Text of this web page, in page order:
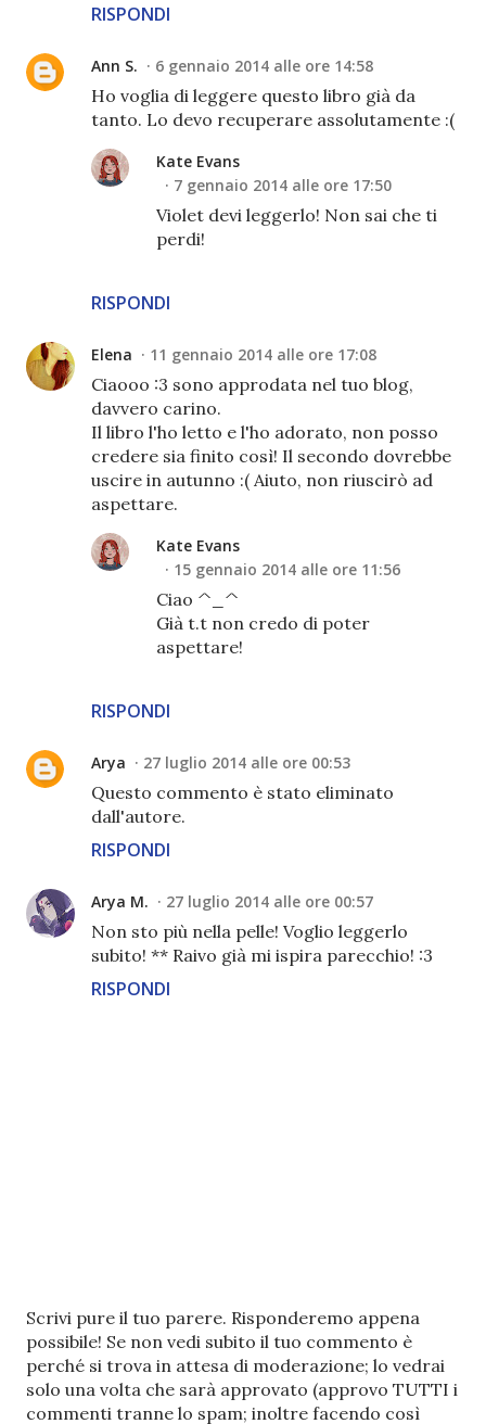
RISPONDI
Ann S. 6 gennaio 2014 alle ore 14:58
Ho voglia di leggere questo libro già da
tanto. Lo devo recuperare assolutamente :(
RISPONDI
Kate Evans
7 gennaio 2014 alle ore 17:50
Violet devi leggerlo! Non sai che ti
perdi!
Elena 11 gennaio 2014 alle ore 17:08
Ciaooo :3 sono approdata nel tuo blog,
davvero carino.
Il libro l'ho letto e l'ho adorato, non posso
credere sia finito così! Il secondo dovrebbe
uscire in autunno :( Aiuto, non riuscirò ad
aspettare.
RISPONDI
Kate Evans
15 gennaio 2014 alle ore 11:56
Ciao ^_^
Già t.t non credo di poter
aspettare!
Arya 27 luglio 2014 alle ore 00:53
Questo commento è stato eliminato
dall'autore.
RISPONDI
Arya M. 27 luglio 2014 alle ore 00:57
Non sto più nella pelle! Voglio leggerlo
subito! ** Raivo già mi ispira parecchio! :3
RISPONDI
P
o
s
t
a
Scrivi pure il tuo parere. Risponderemo appena
possibile! Se non vedi subito il tuo commento è
perché si trova in attesa di moderazione; lo vedrai
solo una volta che sarà approvato (approvo TUTTI i
commenti tranne lo spam; inoltre facendo così